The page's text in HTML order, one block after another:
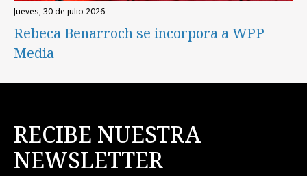
jueves, 30 de julio 2026
Rebeca Benarroch se incorpora a WPP
Media
RECIBE NUESTRA
NEWSLETTER